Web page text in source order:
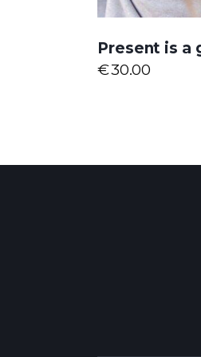
Present is a
€30.00